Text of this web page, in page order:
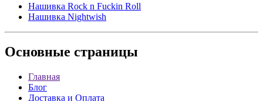
Нашивка Rock n Fuckin Roll
Нашивка Nightwish
Основные страницы
Главная
Блог
Доставка и Оплата